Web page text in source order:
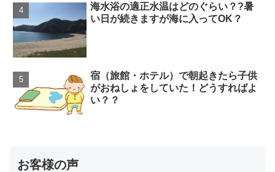
海水浴の適正水温はどのぐらい？?暑
い日が続きますが海に入ってOK？
宿（旅館・ホテル）で朝起きたら子供
がおねしょをしていた！どうすればよ
い？？
お客様の声